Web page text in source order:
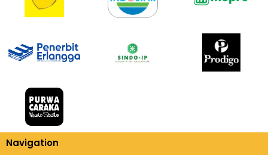
Navigation